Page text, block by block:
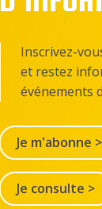
Inscrivez-
et restez
événements
Je m'abonne >
Je consulte >